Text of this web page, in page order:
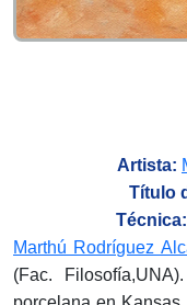
Artista:
Título
Técnica:
Marthú Rodríguez
(Fac.